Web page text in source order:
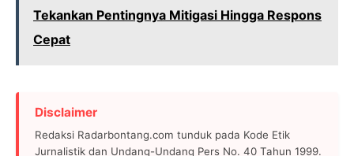
Tekankan Pentingnya Mitigasi Hingga Respons
Cepat
Disclaimer
Redaksi Radarbontang.com tunduk pada Kode Etik
Jurnalistik dan Undang-Undang Pers No. 40 Tahun 1999.